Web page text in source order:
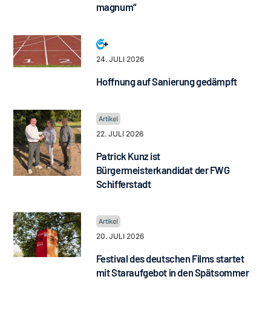
magnum“
24. JULI 2026
Hoffnung auf Sanierung gedämpft
22. JULI 2026
Patrick Kunz ist
Bürgermeisterkandidat der FWG
Schifferstadt
20. JULI 2026
Festival des deutschen Films startet
mit Staraufgebot in den Spätsommer